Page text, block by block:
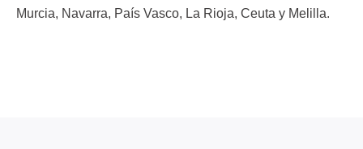
Murcia, Navarra, País Vasco, La Rioja, Ceuta y Melilla.